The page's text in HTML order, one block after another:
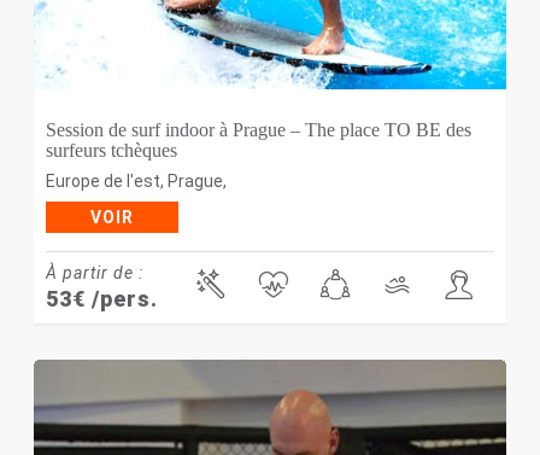
Session de surf indoor à Prague – The place TO BE des
surfeurs tchèques
Europe de l'est,Prague,
VOIR
À partir de :
53€ /pers.